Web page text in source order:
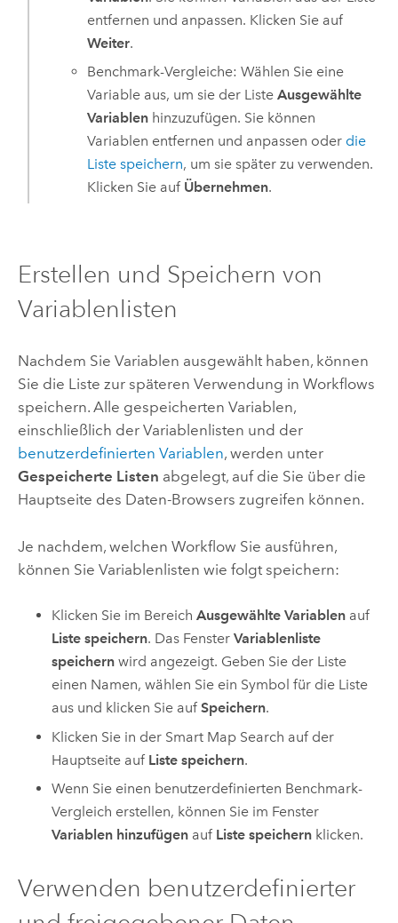
entfernen und anpassen. Klicken Sie auf
Weiter.
Benchmark-Vergleiche: Wählen Sie eine
Variable aus, um sie der ListeAusgewählte
Variablen hinzuzufügen. Sie können
Variablen entfernen und anpassen oder die
Liste speichern, um sie später zu verwenden.
Klicken Sie auf Übernehmen.
Erstellen und Speichern von
Variablenlisten
Nachdem Sie Variablen ausgewählt haben, können
Sie die Liste zur späteren Verwendung in Workflows
speichern. Alle gespeicherten Variablen,
einschließlich der Variablenlisten und der
benutzerdefinierten Variablen, werden unter
Gespeicherte Listen abgelegt, auf die Sie über die
Hauptseite des Daten-Browsers zugreifen können.
Je nachdem, welchen Workflow Sie ausführen,
können Sie Variablenlisten wie folgt speichern:
Klicken Sie im BereichAusgewählte Variablen auf
Liste speichern. Das FensterVariablenliste
speichern wird angezeigt. Geben Sie der Liste
einen Namen, wählen Sie ein Symbol für die Liste
aus und klicken Sie aufSpeichern.
Klicken Sie in der Smart Map Search auf der
Hauptseite auf Liste speichern.
Wenn Sie einen benutzerdefinierten Benchmark-
Vergleich erstellen, können Sie im Fenster
Variablen hinzufügen auf Liste speichern klicken.
Verwenden benutzerdefinierter